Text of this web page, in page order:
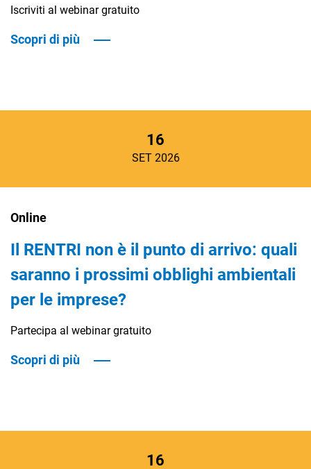
Iscriviti al webinar gratuito
Scopri di più
16
SET 2026
Online
Il RENTRI non è il punto di arrivo: quali
saranno i prossimi obblighi ambientali
per le imprese?
Partecipa al webinar gratuito
Scopri di più
16